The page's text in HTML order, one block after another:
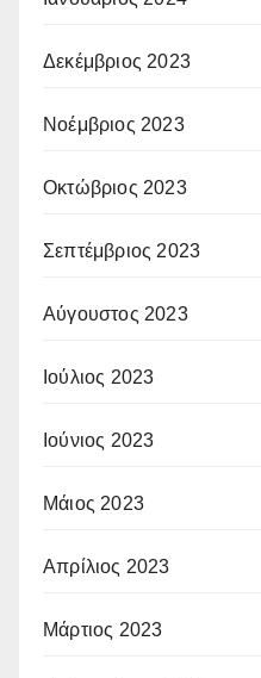
Δεκέμβριος 2023
Νοέμβριος 2023
Οκτώβριος 2023
Σεπτέμβριος 2023
Αύγουστος 2023
Ιούλιος 2023
Ιούνιος 2023
Μάιος 2023
Απρίλιος 2023
Μάρτιος 2023